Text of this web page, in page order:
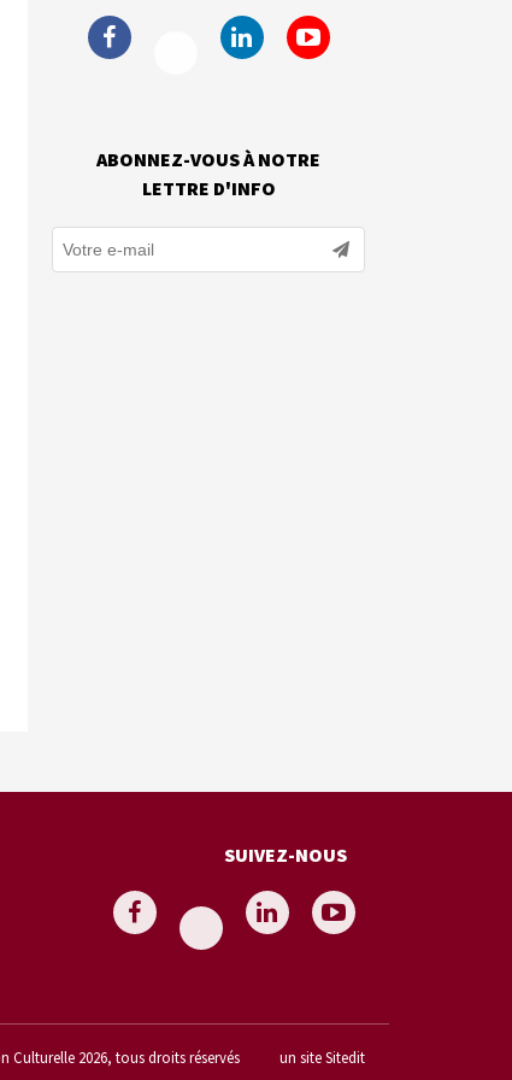
ABONNEZ-VOUS À NOTRE
LETTRE D'INFO
SUIVEZ-NOUS
Culturelle 2026, tous droits réservés un site Sitedit